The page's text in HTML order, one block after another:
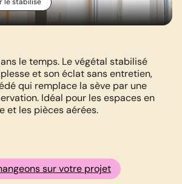
le temps. Le végétal stabilisé
et son éclat sans entretien,
qui remplace la sève par une
Idéal pour les espaces en
et les pièces aérées.
sur votre projet